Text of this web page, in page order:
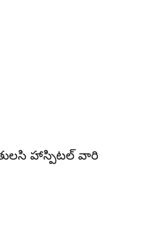
తులసి హాస్పిటల్ వారి